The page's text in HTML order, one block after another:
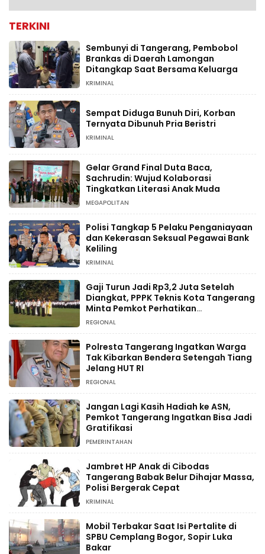
TERKINI
Sembunyi di Tangerang, Pembobol
Brankas di Daerah Lamongan
Ditangkap Saat Bersama Keluarga
KRIMINAL
Sempat Diduga Bunuh Diri, Korban
Ternyata Dibunuh Pria Beristri
KRIMINAL
Gelar Grand Final Duta Baca,
Sachrudin: Wujud Kolaborasi
Tingkatkan Literasi Anak Muda
MEGAPOLITAN
Polisi Tangkap 5 Pelaku Penganiayaan
dan Kekerasan Seksual Pegawai Bank
Keliling
KRIMINAL
Gaji Turun Jadi Rp3,2 Juta Setelah
Diangkat, PPPK Teknis Kota Tangerang
Minta Pemkot Perhatikan
Kesejahteraan
REGIONAL
Polresta Tangerang Ingatkan Warga
Tak Kibarkan Bendera Setengah Tiang
Jelang HUT RI
REGIONAL
Jangan Lagi Kasih Hadiah ke ASN,
Pemkot Tangerang Ingatkan Bisa Jadi
Gratifikasi
PEMERINTAHAN
Jambret HP Anak di Cibodas
Tangerang Babak Belur Dihajar Massa,
Polisi Bergerak Cepat
KRIMINAL
Mobil Terbakar Saat Isi Pertalite di
SPBU Cemplang Bogor, Sopir Luka
Bakar